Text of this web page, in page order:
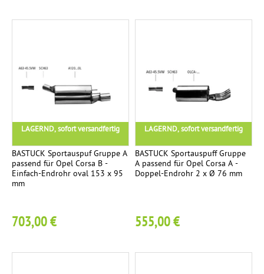
ä
LAGERND, sofort versandfertig
BASTUCK Sportauspuf Gruppe A
passend für Opel Corsa B -
Einfach-Endrohr oval 153 x 95
mm
703,00 €
LAGERND, sofort versandfertig
BASTUCK Sportauspuff Gruppe
A passend für Opel Corsa A -
Doppel-Endrohr 2 x Ø 76 mm
555,00 €